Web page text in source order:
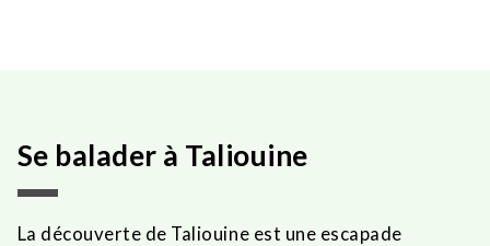
Se balader à Taliouine
La découverte de Taliouine est une escapade